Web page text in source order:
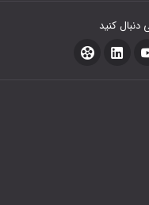
دنبال کنید